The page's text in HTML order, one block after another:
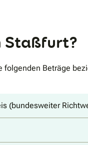
Staßfurt?
Beträge
(bundesweiter